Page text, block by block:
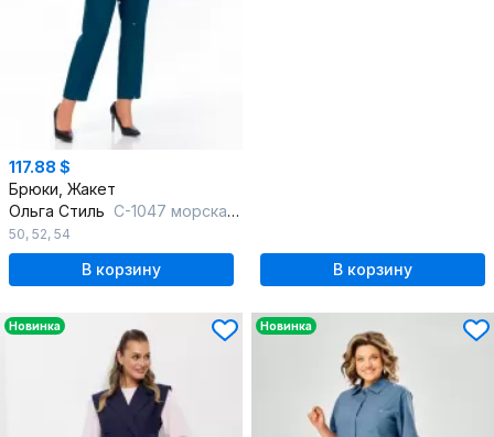
117.88 $
Брюки, Жакет
Ольга Стиль С-1047 морская-волна
50, 52, 54
В корзину В корзину
Новинка Новинка